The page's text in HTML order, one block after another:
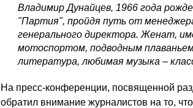
Владимир Дунайцев, 1966 года
"Партия", пройдя путь от
генерального директора. Женат,
мотоспортом, подводным
литература, любимая музыка –
На пресс-конференции, посвященной
обратил внимание журналистов на то,